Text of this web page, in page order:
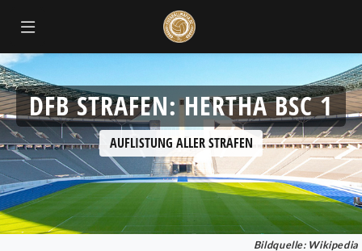
DFB STRAFEN: HERTHA BSC 1
AUFLISTUNG ALLER STRAFEN
Bildquelle: Wikipedia